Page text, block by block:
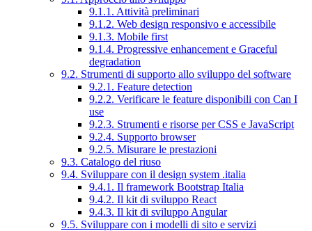
9.1.1. Attività preliminari
9.1.2. Web design responsivo e accessibile
9.1.3. Mobile first
9.1.4. Progressive enhancement e Graceful
degradation
9.2. Strumenti di supporto allo sviluppo del software
9.2.1. Feature detection
9.2.2. Verificare le feature disponibili con Can I
use
9.2.3. Strumenti e risorse per CSS e JavaScript
9.2.4. Supporto browser
9.2.5. Misurare le prestazioni
9.3. Catalogo del riuso
9.4. Sviluppare con il design system .italia
9.4.1. Il framework Bootstrap Italia
9.4.2. Il kit di sviluppo React
9.4.3. Il kit di sviluppo Angular
9.5. Sviluppare con i modelli di sito e servizi